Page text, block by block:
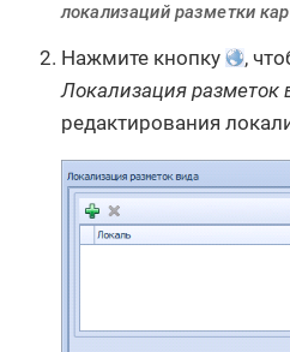
локализаций разметки
Нажмите кнопку
,
Локализация разметок
редактирования